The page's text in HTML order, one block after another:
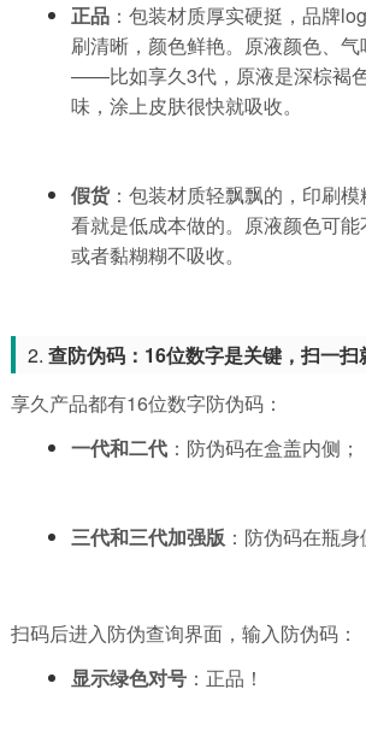
正品：包装材质厚实硬挺，品牌
刷清晰，颜色鲜艳。原液颜色、
——比如享久3代，原液是深棕褐
味，涂上皮肤很快就吸收。
假货：包装材质轻飘飘的，印刷
看就是低成本做的。原液颜色可能
或者黏糊糊不吸收。
2. 查防伪码：16位数字是关键，扫一扫
享久产品都有16位数字防伪码：
一代和二代：防伪码在盒盖内侧；
三代和三代加强版 ：防伪码在瓶身
扫码后进入防伪查询界面，输入防伪码：
显示绿色对号：正品！